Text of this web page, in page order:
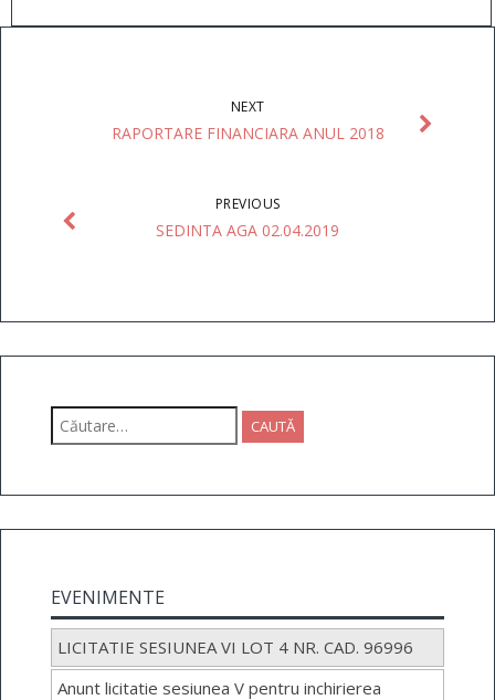
NEXT
RAPORTARE FINANCIARA ANUL 2018
PREVIOUS
SEDINTA AGA 02.04.2019
Caută
după:
EVENIMENTE
LICITATIE SESIUNEA VI LOT 4 NR. CAD. 96996
Anunt licitatie sesiunea V pentru inchirierea